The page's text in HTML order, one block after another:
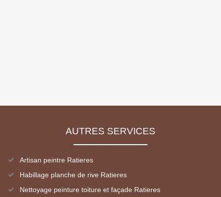
AUTRES SERVICES
Artisan peintre Ratieres
Habillage planche de rive Ratieres
Nettoyage peinture toiture et façade Ratieres